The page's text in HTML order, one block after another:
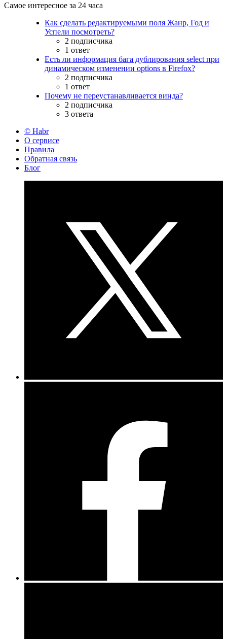
Самое интересное за 24 часа
Как сделать редактируемыми поля Жанр, Год и
Успели посмотреть?
2 подписчика
1 ответ
Есть ли информация бага дублирования select при
динамическом изменении options в Firefox?
2 подписчика
1 ответ
Почему не переустанавливается винда?
2 подписчика
3 ответа
© Habr
О сервисе
Правила
Обратная связь
Блог